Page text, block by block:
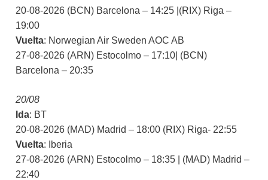
20-08-2026 (BCN) Barcelona – 14:25 |(RIX) Riga –
19:00
Vuelta: Norwegian Air Sweden AOC AB
27-08-2026 (ARN) Estocolmo – 17:10| (BCN)
Barcelona – 20:35
20/08
Ida: BT
20-08-2026 (MAD) Madrid – 18:00 (RIX) Riga- 22:55
Vuelta: Iberia
27-08-2026 (ARN) Estocolmo – 18:35 | (MAD) Madrid –
22:40